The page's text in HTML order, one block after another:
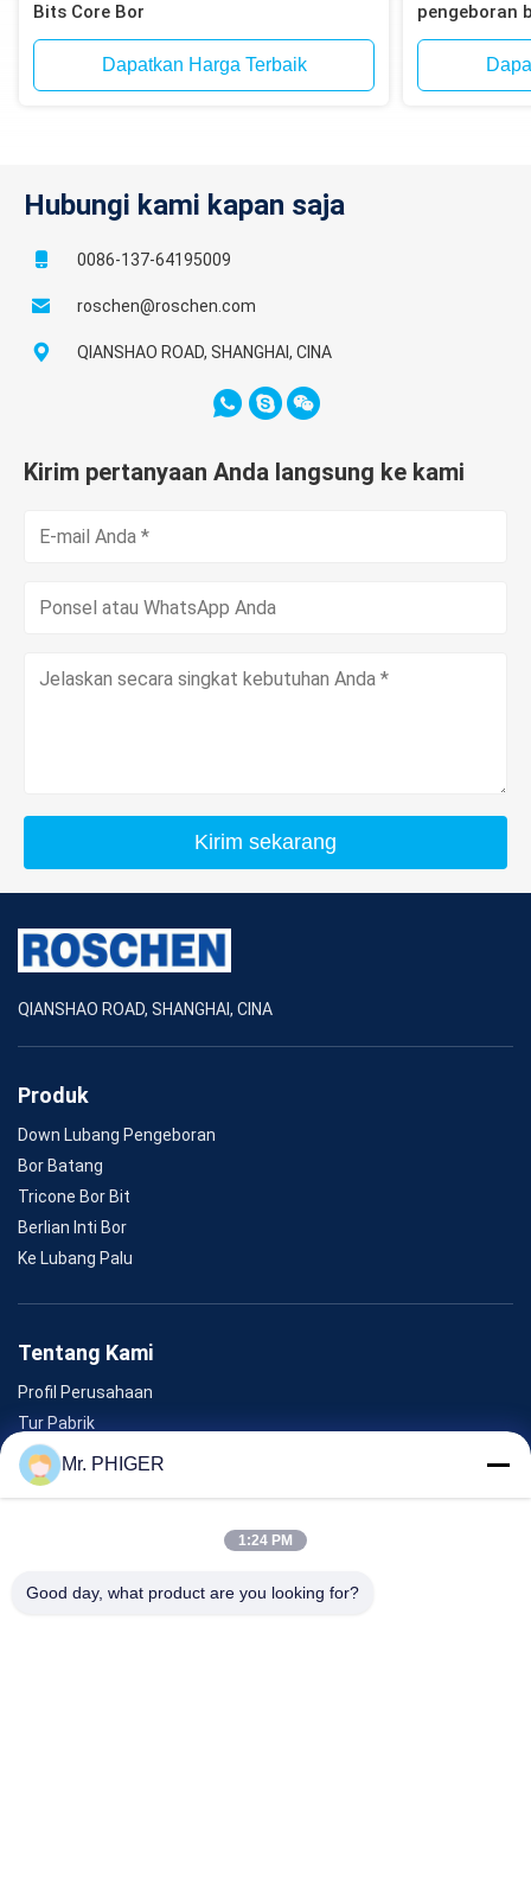
Bits Core Bor
Dapatkan Harga Terbaik
pengeboran
bata, blok
Hubungi kami kapan saja
0086-137-64195009
roschen@roschen.com
QIANSHAO ROAD, SHANGHAI, CINA
Kirim pertanyaan Anda langsung ke kami
Kirim sekarang
QIANSHAO ROAD, SHANGHAI, CINA
Produk
Down Lubang Pengeboran
Bor Batang
Tricone Bor Bit
Berlian Inti Bor
Ke Lubang Palu
Tentang Kami
Profil Perusahaan
Tur Pabrik
Kontrol Kualitas
Sitemap
Mr. PHIGER
1:24 PM
Good day, what product are you looking for?